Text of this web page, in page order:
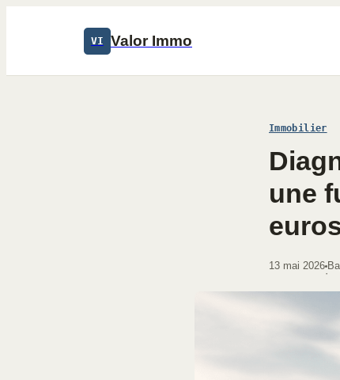
VI Valor Immo
Immobilier
une
13 mai 2026
·